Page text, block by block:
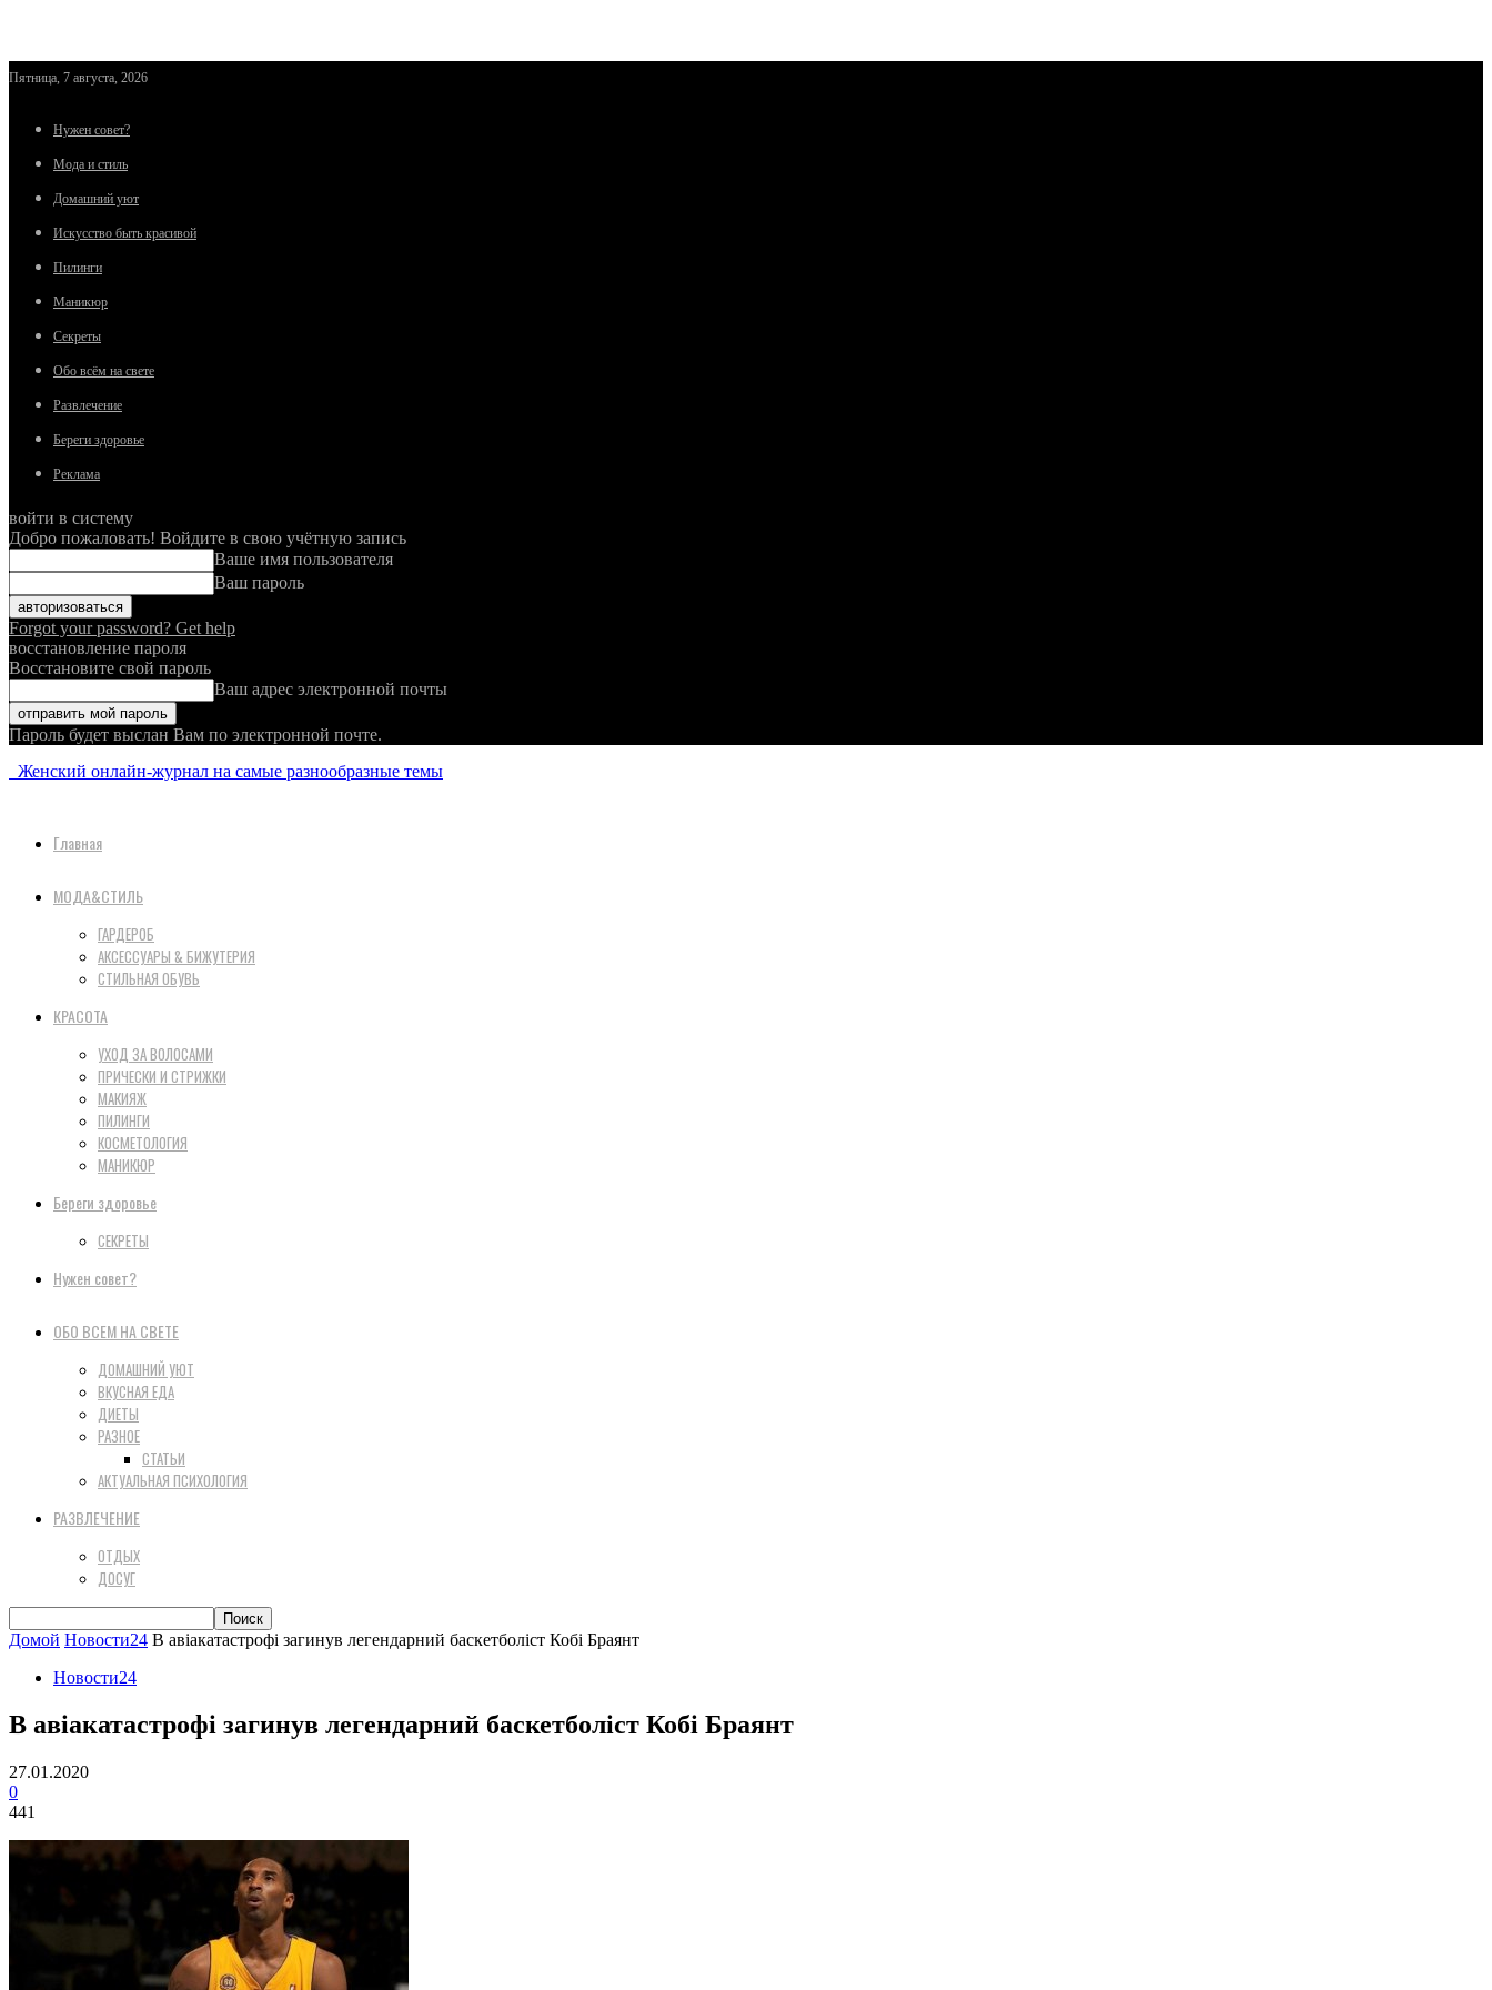
Пятница, 7 августа, 2026
Нужен совет?
Мода и стиль
Домашний уют
Искусство быть красивой
Пилинги
Маникюр
Секреты
Обо всём на свете
Развлечение
Береги здоровье
Реклама
войти в систему
Добро пожаловать! Войдите в свою учётную запись
Ваше имя пользователя
Ваш пароль
Forgot your password? Get help
восстановление пароля
Восстановите свой пароль
Ваш адрес электронной почты
Пароль будет выслан Вам по электронной почте.
Женский онлайн-журнал на самые разнообразные темы
Главная
МОДА&СТИЛЬ
ГАРДЕРОБ
АКСЕССУАРЫ & БИЖУТЕРИЯ
СТИЛЬНАЯ ОБУВЬ
КРАСОТА
УХОД ЗА ВОЛОСАМИ
ПРИЧЕСКИ И СТРИЖКИ
МАКИЯЖ
ПИЛИНГИ
КОСМЕТОЛОГИЯ
МАНИКЮР
Береги здоровье
СЕКРЕТЫ
Нужен совет?
ОБО ВСЕМ НА СВЕТЕ
ДОМАШНИЙ УЮТ
ВКУСНАЯ ЕДА
ДИЕТЫ
РАЗНОЕ
СТАТЬИ
АКТУАЛЬНАЯ ПСИХОЛОГИЯ
РАЗВЛЕЧЕНИЕ
ОТДЫХ
ДОСУГ
Домой Новости24 В авіакатастрофі загинув легендарний баскетболіст Кобі Браянт
Новости24
В авіакатастрофі загинув легендарний баскетболіст Кобі Браянт
27.01.2020
0
441